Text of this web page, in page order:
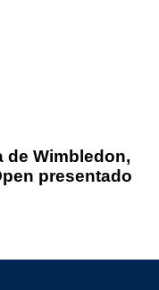
de Wimbledon,
presentado